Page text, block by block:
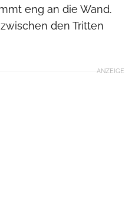
eng an die Wand.
den Tritten
ANZEIGE